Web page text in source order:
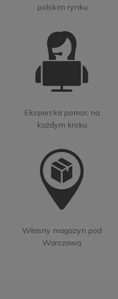
polskim rynku
Ekspercka pomoc na
każdym kroku
Własny magazyn pod
Warszawą